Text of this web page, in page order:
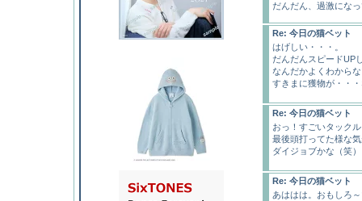
だんだん、過激にな
Re: 今日の猫ベット
はげしい・・・。
だんだんスピードUP
なんだかよくわから
すきまに獲物が・・
Re: 今日の猫ベット
おっ！すごいタック
最後頭打ってた様な
ダイジョブかな（笑）
Re: 今日の猫ベット
あははは。おもしろ